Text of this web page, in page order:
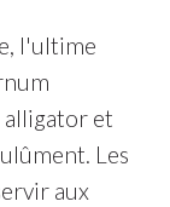
l'ultime
alligator et
Les
aux